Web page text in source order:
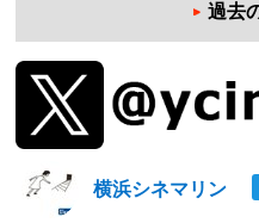
過去
横浜シネマリン